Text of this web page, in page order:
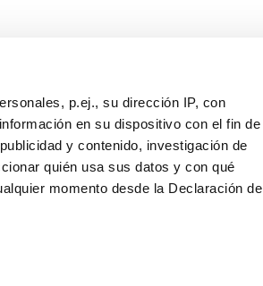
p.ej., su dirección IP, con
en su dispositivo con el fin de
y contenido, investigación de
quién usa sus datos y con qué
momento desde la Declaración de